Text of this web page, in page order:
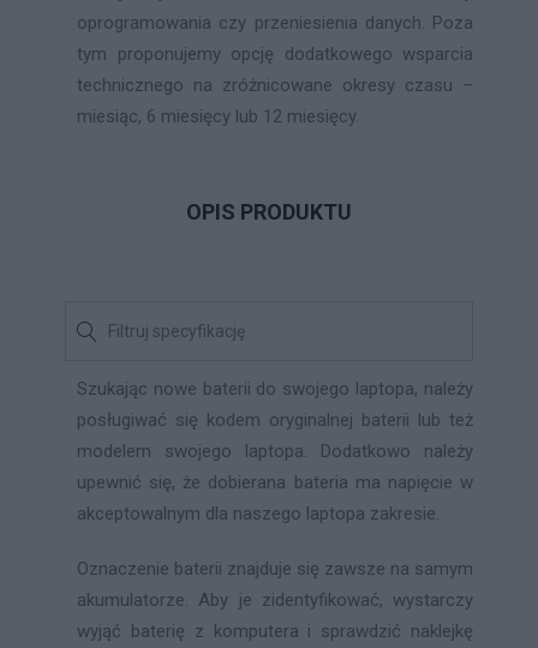
oprogramowania czy przeniesienia danych. Poza
tym proponujemy opcję dodatkowego wsparcia
technicznego na zróżnicowane okresy czasu –
miesiąc, 6 miesięcy lub 12 miesięcy.
OPIS PRODUKTU
Szukając nowe baterii do swojego laptopa, należy
posługiwać się kodem oryginalnej baterii lub też
modelem swojego laptopa. Dodatkowo należy
upewnić się, że dobierana bateria ma napięcie w
akceptowalnym dla naszego laptopa zakresie.
Oznaczenie baterii znajduje się zawsze na samym
akumulatorze. Aby je zidentyfikować, wystarczy
wyjąć baterię z komputera i sprawdzić naklejkę